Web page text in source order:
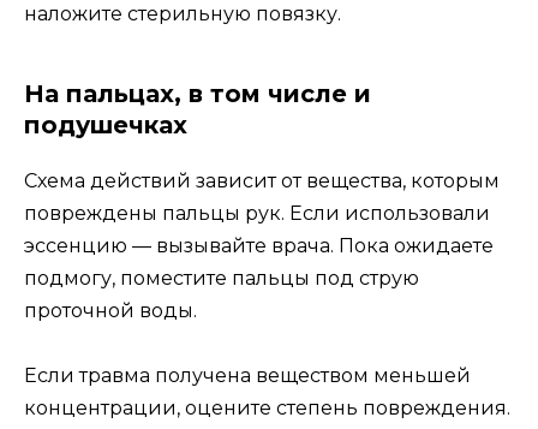
наложите стерильную повязку.
На пальцах, в том числе и
подушечках
Схема действий зависит от вещества, которым
повреждены пальцы рук. Если использовали
эссенцию — вызывайте врача. Пока ожидаете
подмогу, поместите пальцы под струю
проточной воды.
Если травма получена веществом меньшей
концентрации, оцените степень повреждения.